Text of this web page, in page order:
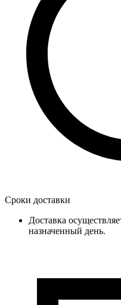
Сроки доставки
Доставка
назначенный день.